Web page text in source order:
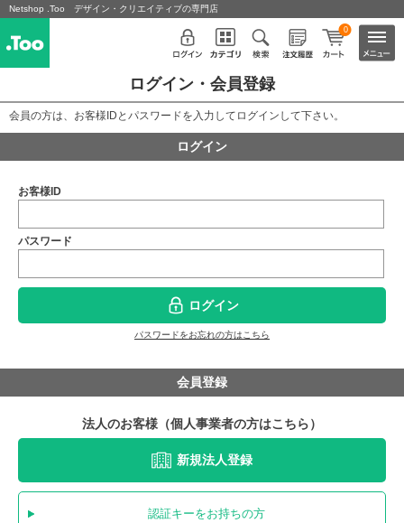
Netshop .Too デザイン・クリエイティブの専門店
0
ログイン・会員登録
会員の方は、お客様IDとパスワードを入力してログインして下さい。
ログイン
お客様ID
パスワード
ログイン
パスワードをお忘れの方はこちら
会員登録
法人のお客様（個人事業者の方はこちら）
新規法人登録
認証キーをお持ちの方